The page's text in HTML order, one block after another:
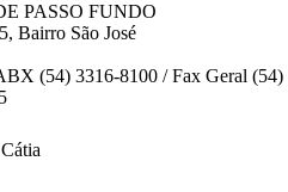
PASSO FUNDO
Bairro São José
(54) 3316-8100 / Fax Geral